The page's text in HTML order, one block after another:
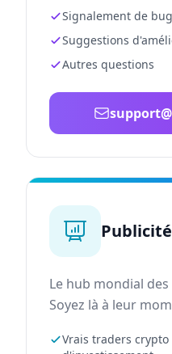
Signalement de
Suggestions
Autres questions
Publicité
Le hub mondial
Soyez là à leur
Vrais traders